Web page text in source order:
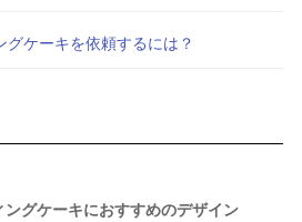
グケーキを依頼するには？
グケーキにおすすめのデザイン